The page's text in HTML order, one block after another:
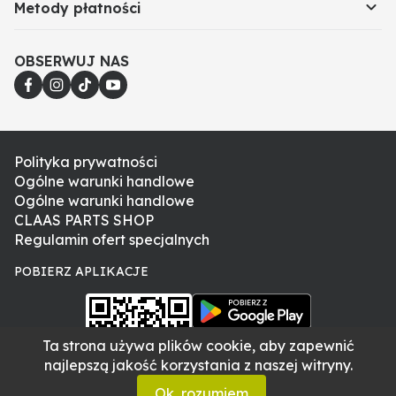
Ta strona używa plików cookie, aby zapewnić
najlepszą jakość korzystania z naszej witryny.
Niezawodna praca w trudnych warunkach polowych
Zastosowanie
Pas napędu siekacza przenosi napęd z wału na wirnik
dochodzi do poślizgów i spadku wydajności siekania,
co prowadzi do gorszego rozdrobnienia i
potencjalnych awarii. Terminowa wymiana paska
przywraca pełną funkcjonalność układu i zapobiega
kosztownym przestojom.
Kompatybilność
CLAAS Tucano 320
CLAAS Tucano 330-320
CLAAS Tucano 340
CLAAS Tucano 430 Montana
Metody płatności
OBSERWUJ NAS
Polityka prywatności
Ogólne warunki handlowe
Ogólne warunki handlowe
CLAAS PARTS SHOP
Regulamin ofert specjalnych
POBIERZ APLIKACJE